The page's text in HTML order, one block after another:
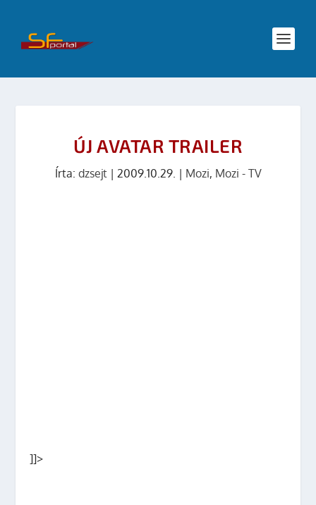
ÚJ AVATAR TRAILER
Írta: dzsejt| 2009.10.29. | Mozi, Mozi - TV
]]>